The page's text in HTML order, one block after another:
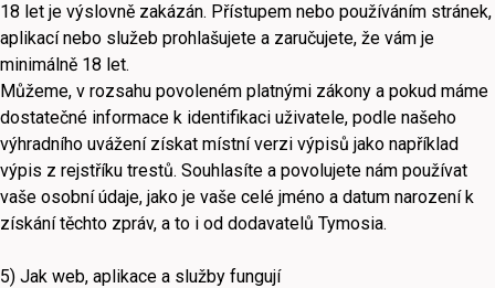
18 let je výslovně zakázán. Přístupem nebo používáním stránek,
aplikací nebo služeb prohlašujete a zaručujete, že vám je
minimálně 18 let.
Můžeme, v rozsahu povoleném platnými zákony a pokud máme
dostatečné informace k identifikaci uživatele, podle našeho
výhradního uvážení získat místní verzi výpisů jako například
výpis z rejstříku trestů. Souhlasíte a povolujete nám používat
vaše osobní údaje, jako je vaše celé jméno a datum narození k
získání těchto zpráv, a to i od dodavatelů Tymosia.
5) Jak web, aplikace a služby fungují